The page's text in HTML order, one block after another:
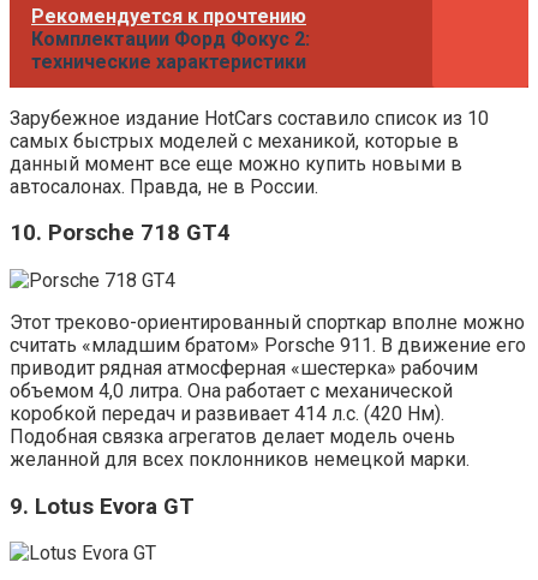
Рекомендуется к прочтению
Комплектации Форд Фокус 2:
технические характеристики
Зарубежное издание HotCars составило список из 10
самых быстрых моделей с механикой, которые в
данный момент все еще можно купить новыми в
автосалонах. Правда, не в России.
10. Porsche 718 GT4
Этот треково-ориентированный спорткар вполне можно
считать «младшим братом» Porsche 911. В движение его
приводит рядная атмосферная «шестерка» рабочим
объемом 4,0 литра. Она работает с механической
коробкой передач и развивает 414 л.с. (420 Нм).
Подобная связка агрегатов делает модель очень
желанной для всех поклонников немецкой марки.
9. Lotus Evora GT